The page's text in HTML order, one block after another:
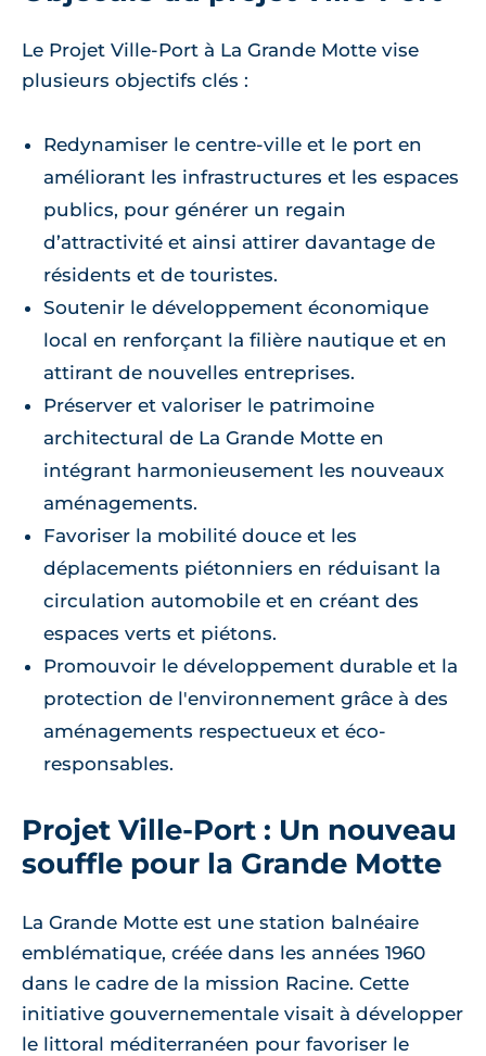
Le Projet Ville-Port à La Grande Motte vise
plusieurs objectifs clés :
Redynamiser le centre-ville et le port en
améliorant les infrastructures et les espaces
publics, pour générer un regain
d’attractivité et ainsi attirer davantage de
résidents et de touristes.
Soutenir le développement économique
local en renforçant la filière nautique et en
attirant de nouvelles entreprises.
Préserver et valoriser le patrimoine
architectural de La Grande Motte en
intégrant harmonieusement les nouveaux
aménagements.
Favoriser la mobilité douce et les
déplacements piétonniers en réduisant la
circulation automobile et en créant des
espaces verts et piétons.
Promouvoir le développement durable et la
protection de l'environnement grâce à des
aménagements respectueux et éco-
responsables.
Projet Ville-Port : Un nouveau
souffle pour la Grande Motte
La Grande Motte est une station balnéaire
emblématique, créée dans les années 1960
dans le cadre de la mission Racine. Cette
initiative gouvernementale visait à développer
le littoral méditerranéen pour favoriser le